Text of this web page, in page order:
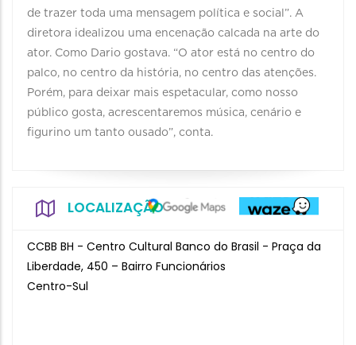
de trazer toda uma mensagem política e social”. A
diretora idealizou uma encenação calcada na arte do
ator. Como Dario gostava. “O ator está no centro do
palco, no centro da história, no centro das atenções.
Porém, para deixar mais espetacular, como nosso
público gosta, acrescentaremos música, cenário e
figurino um tanto ousado”, conta.
LOCALIZAÇÃO
CCBB BH - Centro Cultural Banco do Brasil - Praça da
Liberdade, 450 – Bairro Funcionários
Centro-Sul